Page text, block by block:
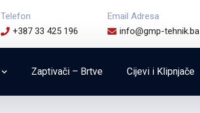
Telefon
+387 33 425 196
Email Adresa
info@gmp-tehnik.ba
Zaptivači – Brtve Cijevi i Klipnjače